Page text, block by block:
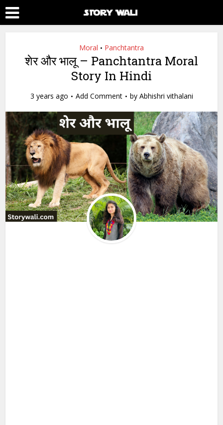
Moral • Panchtantra
शेर और भालू – Panchtantra Moral
Story In Hindi
3 years ago Add Comment by Abhishri vithalani